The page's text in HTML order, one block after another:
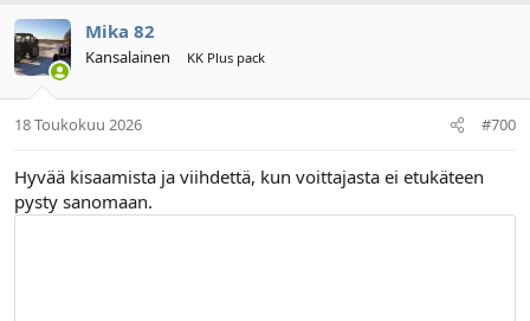
Mika 82
Kansalainen KK Plus pack
18 Toukokuu 2026 #700
Hyvää kisaamista ja viihdettä, kun voittajasta ei etukäteen
pysty sanomaan.